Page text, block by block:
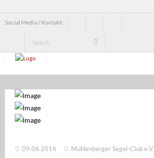
Social Media / Kontakt:
Verein
Erwachsenensegeln
09.06.2016
Mühlenberger Segel-Club e.V.